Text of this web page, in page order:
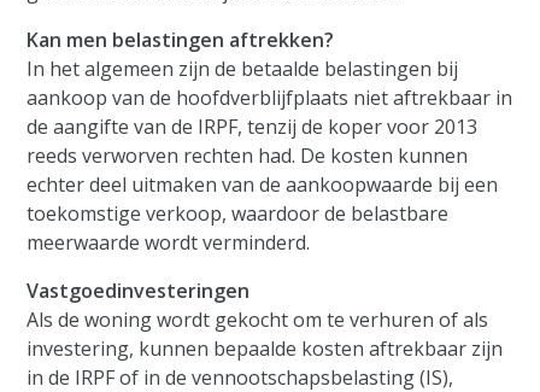
Kan men belastingen aftrekken?
In het algemeen zijn de betaalde belastingen bij
aankoop van de hoofdverblijfplaats niet aftrekbaar in
de aangifte van de IRPF, tenzij de koper voor 2013
reeds verworven rechten had. De kosten kunnen
echter deel uitmaken van de aankoopwaarde bij een
toekomstige verkoop, waardoor de belastbare
meerwaarde wordt verminderd.
Vastgoedinvesteringen
Als de woning wordt gekocht om te verhuren of als
investering, kunnen bepaalde kosten aftrekbaar zijn
in de IRPF of in de vennootschapsbelasting (IS),